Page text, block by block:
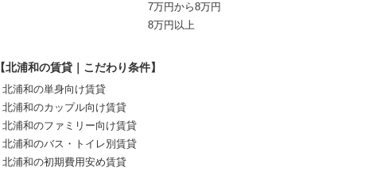
7万円から8万円
8万円以上
【北浦和の賃貸｜こだわり条件】
北浦和の単身向け賃貸
北浦和のカップル向け賃貸
北浦和のファミリー向け賃貸
北浦和のバス・トイレ別賃貸
北浦和の初期費用安め賃貸